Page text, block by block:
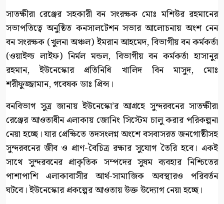
সাতক্ষীরা রেঞ্জের সহকারী বন সংরক্ষক মোঃ মশিউর রহমানের
সভাপতিত্বে অনুষ্ঠিত কনসালটেশন সভার আলোচনায় অংশ নেন
বন সংরক্ষক (খুলনা অঞ্চল) ইমরান আহমেদ, বিভাগীয় বন কর্মকর্তা
(ওয়াইল্ড লাইফ) নির্মল মন্ডল, বিভাগীয় বন কর্মকর্তা হাসানুর
রহমান, ইউনেস্কোর প্রতিনিধি খালিদ বিন মাসুদ, মোঃ
শরীফুজ্জামান, গবেষক ডাঃ প্রিন্স।
বনবিভাগ সুত্র জানায় ইউনেস্কো’র আগ্রহে সুন্দরবনের সাতক্ষীরা
রেঞ্জের আওতাধীন এলাকায় জোনিং সিস্টেম চালু করার পরিকল্পনা
নেয়া হচ্ছে। যার প্রেক্ষিতে তদসংলগ্ন অংশে বসবাসরত জনগোষ্ঠীসহ
সুন্দরবনের জীব ও প্রাণ-বৈচিত্র রক্ষার সুযোগ তৈরি হবে। একই
সাথে সুন্দরবনের প্রাকৃতিক সম্পদের সুষম ব্যবহার নিশ্চিতের
পাশাপাশি এলাকাবাসীর আর্থ-সামাজিক অবস্থারও পরিবর্তন
ঘটবে। ইউনেস্কোর প্রকল্পের আওতায় উক্ত উদ্যোগ নেয়া হচ্ছে।